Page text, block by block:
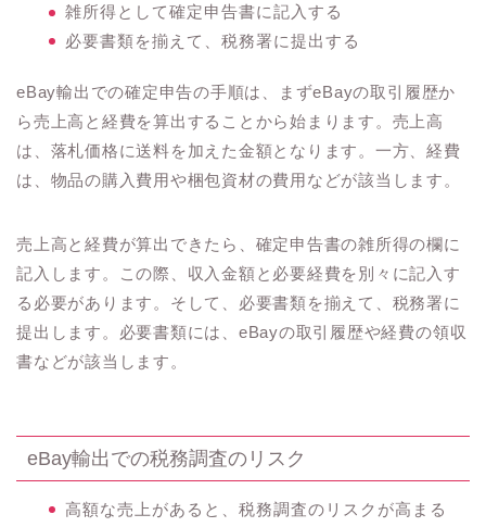
雑所得として確定申告書に記入する
必要書類を揃えて、税務署に提出する
eBay輸出での確定申告の手順は、まずeBayの取引履歴か
ら売上高と経費を算出することから始まります。売上高
は、落札価格に送料を加えた金額となります。一方、経費
は、物品の購入費用や梱包資材の費用などが該当します。
売上高と経費が算出できたら、確定申告書の雑所得の欄に
記入します。この際、収入金額と必要経費を別々に記入す
る必要があります。そして、必要書類を揃えて、税務署に
提出します。必要書類には、eBayの取引履歴や経費の領収
書などが該当します。
eBay輸出での税務調査のリスク
高額な売上があると、税務調査のリスクが高まる